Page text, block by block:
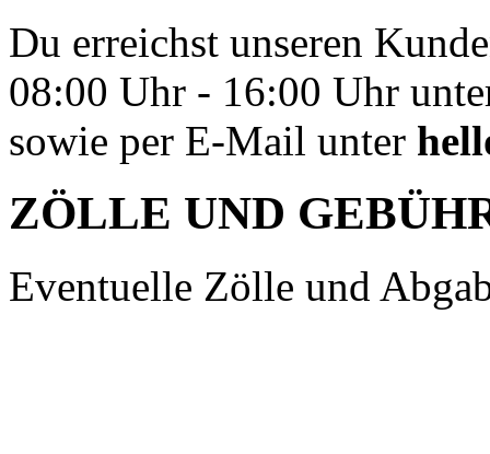
Du erreichst unseren
08:00 Uhr - 16:00 Uhr
sowie per E-Mail unter
ZÖLLE UND
Eventuelle Zölle und